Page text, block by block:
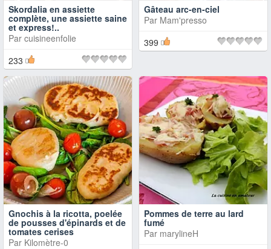
Skordalia en assiette
complète, une assiette saine
et express!..
Par cuisineenfolie
233
Gâteau arc-en-ciel
Par Mam'presso
399
Gnochis à la ricotta, poelée
de pousses d'épinards et de
tomates cerises
Par Kilomètre-0
Pommes de terre au lard
fumé
Par marylineH